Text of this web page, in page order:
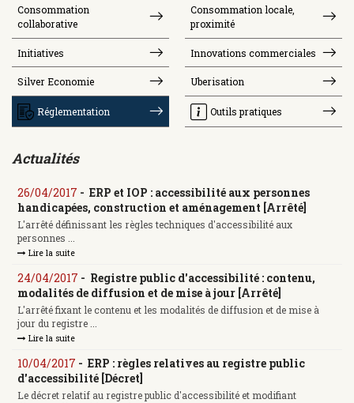
Consommation
collaborative
Consommation locale,
proximité
Initiatives Innovations commerciales
Silver Economie Uberisation
Réglementation Outils pratiques
Actualités
26/04/2017 - ERP et IOP : accessibilité aux personnes
handicapées, construction et aménagement [Arrêté]
L'arrêté définissant les règles techniques d'accessibilité aux
personnes ...
Lire la suite
24/04/2017 - Registre public d'accessibilité : contenu,
modalités de diffusion et de mise à jour [Arrêté]
L'arrêté fixant le contenu et les modalités de diffusion et de mise à
jour du registre ...
Lire la suite
10/04/2017 - ERP : règles relatives au registre public
d'accessibilité [Décret]
Le décret relatif au registre public d'accessibilité et modifiant